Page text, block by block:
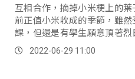
互相合作，摘掉小米梗上的
前正值小米收成的季節，雖
課，但還是有學生願意頂著烈
的技巧，希望在這學期小米種
2022-06-29 11:00